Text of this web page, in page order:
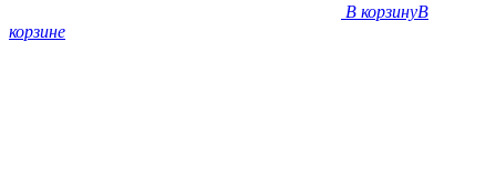
В корзинуВ
корзине